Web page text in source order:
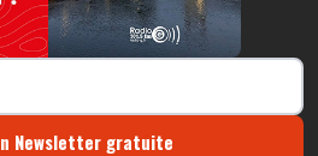
Newsletter gratuite